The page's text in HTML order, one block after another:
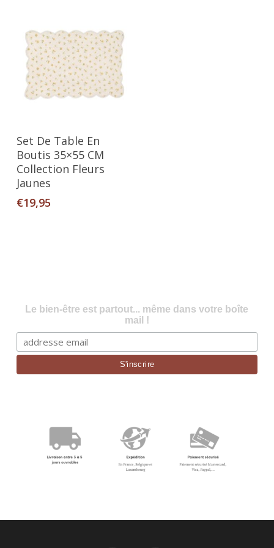
Ajouter Au Panier
Set De Table En
Boutis 35×55 CM
Collection Fleurs
Jaunes
€19,95
Le bien-être est partout... même dans votre boîte
mail !